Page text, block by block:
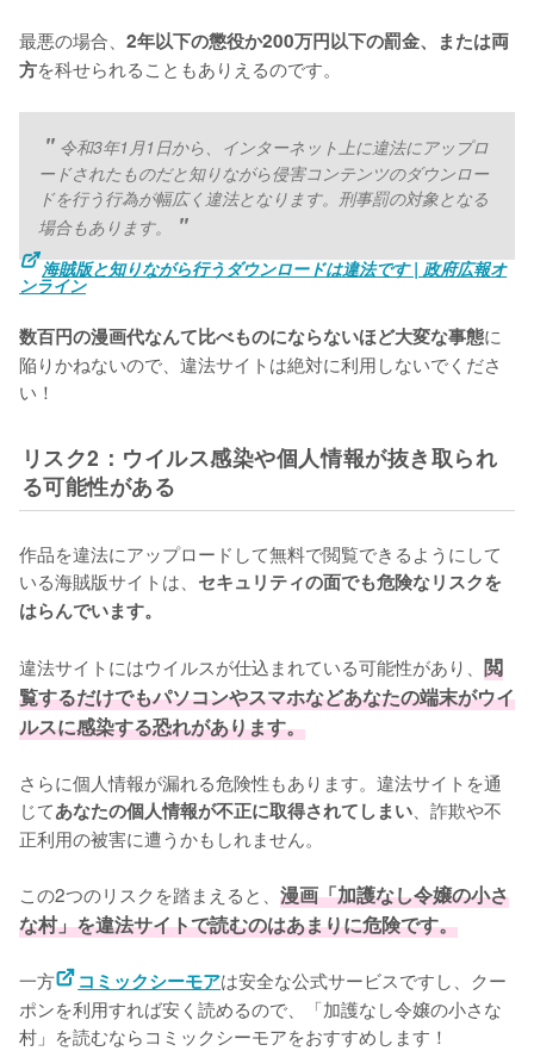
最悪の場合、 2年以下の懲役か200万円以下の罰金、または両
方を科せられることもありえるのです。
令和3年1月1日から、インターネット上に違法にアップロ
ードされたものだと知りながら侵害コンテンツのダウンロー
ドを行う行為が幅広く違法となります。刑事罰の対象となる
場合もあります。
海賊版と知りながら行うダウンロードは違法です | 政府広報オ
ンライン
数百円の漫画代なんて比べものにならないほど大変な事態に
陥りかねないので、違法サイトは絶対に利用しないでくださ
い！
リスク2：ウイルス感染や個人情報が抜き取られ
る可能性がある
作品を違法にアップロードして無料で閲覧できるようにして
いる海賊版サイトは、 セキュリティの面でも危険なリスクを
はらんでいます。
違法サイトにはウイルスが仕込まれている可能性があり、 閲
覧するだけでもパソコンやスマホなどあなたの端末がウイ
ルスに感染する恐れがあります。
さらに個人情報が漏れる危険性もあります。違法サイトを通
じてあなたの個人情報が不正に取得されてしまい、詐欺や不
正利用の被害に遭うかもしれません。
この2つのリスクを踏まえると、 漫画「加護なし令嬢の小さ
な村」を違法サイトで読むのはあまりに危険です。
一方 コミックシーモアは安全な公式サービスですし、クー
ポンを利用すれば安く読めるので、「加護なし令嬢の小さな
村」を読むならコミックシーモアをおすすめします！